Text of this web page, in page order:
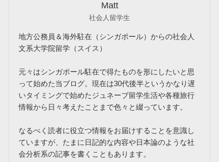
Matt
社会人留学生
地方公務員＆海外駐在（シンガポール）からの社会人
文系大学院留学（スイス）
元々はシンガポール駐在で得たものを形にしたいと思
って始めた当ブログ。現在は30代後半というかなり遅
いタイミングで始めたジュネーブ留学生活や各種旅行
情報から日々考えたことまで色々と綴っています。
なるべく読者に役立つ情報をお届けすることを意識し
ていますが、たまに日記的な内容や日本論のような社
会分析系の記事を書くこともあります。